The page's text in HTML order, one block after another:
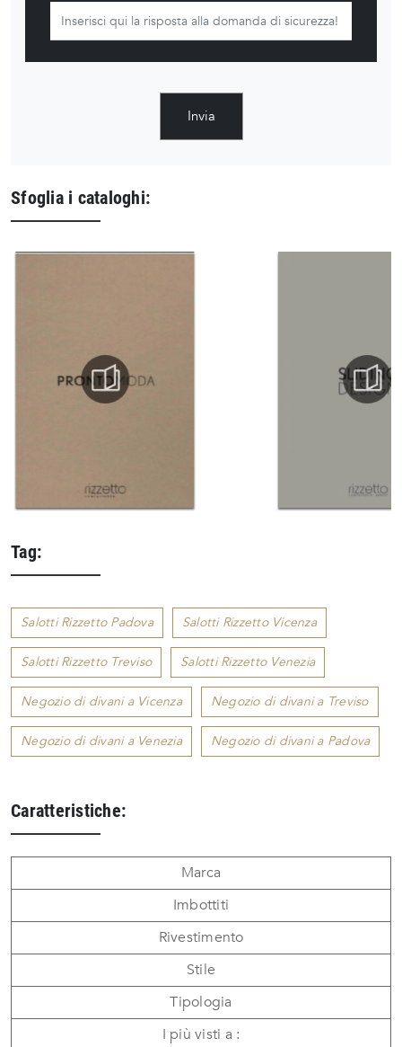
Invia
Sfoglia i cataloghi:
Tag:
Salotti Rizzetto Padova Salotti Rizzetto Vicenza
Salotti Rizzetto Treviso Salotti Rizzetto Venezia
Negozio di divani a Vicenza Negozio di divani a Treviso
Negozio di divani a Venezia Negozio di divani a Padova
Caratteristiche:
Marca
Imbottiti
Rivestimento
Stile
Tipologia
I più visti a :